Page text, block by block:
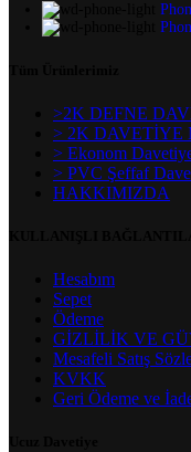
>2K DEFNE
> 2K DAVETİYE
> Ekonom
> PVC Şeffaf
HAKKIMIZDA
Hesabım
Sepet
Ödeme
GİZLİLİK VE
Mesafeli Satış
KVKK
Geri Ödeme ve